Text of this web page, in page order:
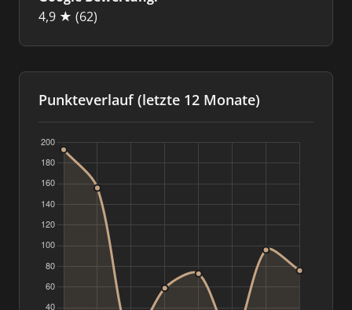
4,9 ★ (62)
Punkteverlauf (letzte 12 Monate)